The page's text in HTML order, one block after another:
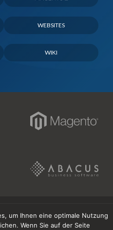
WEBSITES
WIKI
an Kunden in der
um Ihnen eine optimale Nutzung
Wenn Sie auf der Seite